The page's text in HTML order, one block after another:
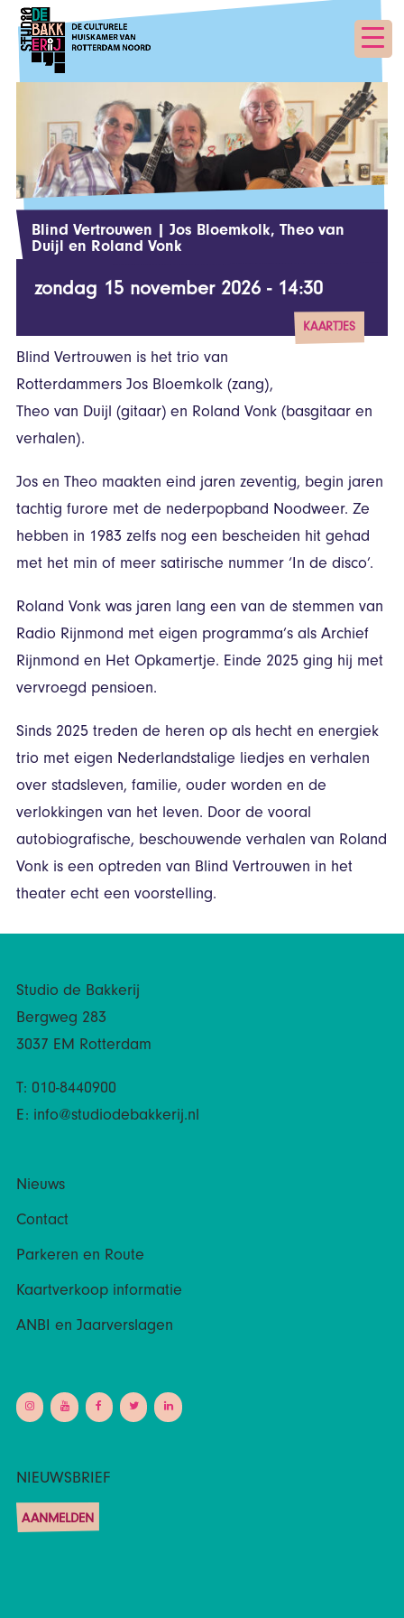
Blind Vertrouwen | Jos Bloemkolk, Theo van
Duijl en Roland Vonk
zondag 15 november 2026 - 14:30
KAARTJES
Blind Vertrouwen is het trio van
Rotterdammers Jos Bloemkolk (zang),
Theo van Duijl (gitaar) en Roland Vonk (basgitaar en
verhalen).
Jos en Theo maakten eind jaren zeventig, begin jaren
tachtig furore met de nederpopband Noodweer. Ze
hebben in 1983 zelfs nog een bescheiden hit gehad
met het min of meer satirische nummer ‘In de disco’.
Roland Vonk was jaren lang een van de stemmen van
Radio Rijnmond met eigen programma’s als Archief
Rijnmond en Het Opkamertje. Einde 2025 ging hij met
vervroegd pensioen.
Sinds 2025 treden de heren op als hecht en energiek
trio met eigen Nederlandstalige liedjes en verhalen
over stadsleven, familie, ouder worden en de
verlokkingen van het leven. Door de vooral
autobiografische, beschouwende verhalen van Roland
Vonk is een optreden van Blind Vertrouwen in het
theater echt een voorstelling.
Studio de Bakkerij
Bergweg 283
3037 EM Rotterdam
T: 010-8440900
E: info@studiodebakkerij.nl
Nieuws
Contact
Parkeren en Route
Kaartverkoop informatie
ANBI en Jaarverslagen
NIEUWSBRIEF
AANMELDEN